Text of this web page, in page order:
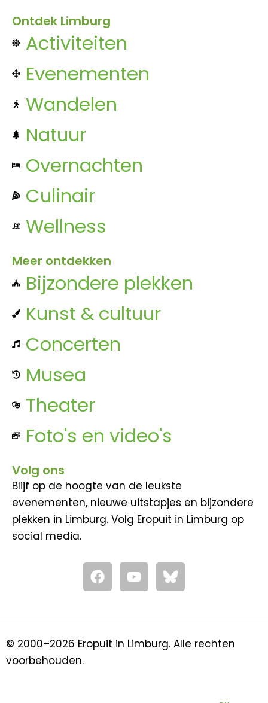
Ontdek Limburg
Activiteiten
Evenementen
Wandelen
Natuur
Overnachten
Culinair
Wellness
Meer ontdekken
Bijzondere plekken
Kunst & cultuur
Concerten
Musea
Theater
Foto's en video's
Volg ons
Blijf op de hoogte van de leukste
evenementen, nieuwe uitstapjes en bijzondere
plekken in Limburg. Volg Eropuit in Limburg op
social media.
F
a
c
o
Y
o
u
b
© 2000–2026 Eropuit in Limburg. Alle rechten
voorbehouden.